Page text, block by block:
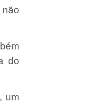
não
do
um